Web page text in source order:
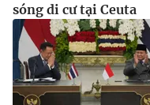
sóng di cư tại Ceuta